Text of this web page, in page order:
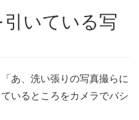
v
i
o
いている写
あ、洗い張りの写真撮らに
いるところをカメラでパシ